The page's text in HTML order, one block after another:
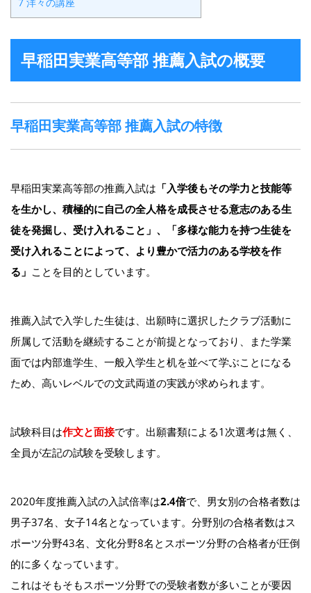
早稲田実業高等部 推薦入試の概要
早稲田実業高等部 推薦入試の特徴
早稲田実業高等部の推薦入試は 「入学後もその学力と技能等
を生かし、積極的に自己の全人格を成長させる意志のある生
徒を発掘し、受け入れること」、「多様な能力を持つ生徒を
受け入れることによって、より豊かで活力のある学校を作
る」 ことを目的としています。
推薦入試で入学した生徒は、出願時に選択したクラブ活動に
所属して活動を継続することが前提となっており、また学業
面では内部進学生、一般入学生と机を並べて学ぶことになる
ため、高いレベルでの文武両道の実践が求められます。
試験科目は作文と面接です。出願書類による1次選考は無く、
全員が左記の試験を受験します。
2020年度推薦入試の入試倍率は2.4倍で、男女別の合格者数は
男子37名、女子14名となっています。分野別の合格者数はス
ポーツ分野43名、文化分野8名とスポーツ分野の合格者が圧倒
的に多くなっています。
これはそもそもスポーツ分野での受験者数が多いことが要因